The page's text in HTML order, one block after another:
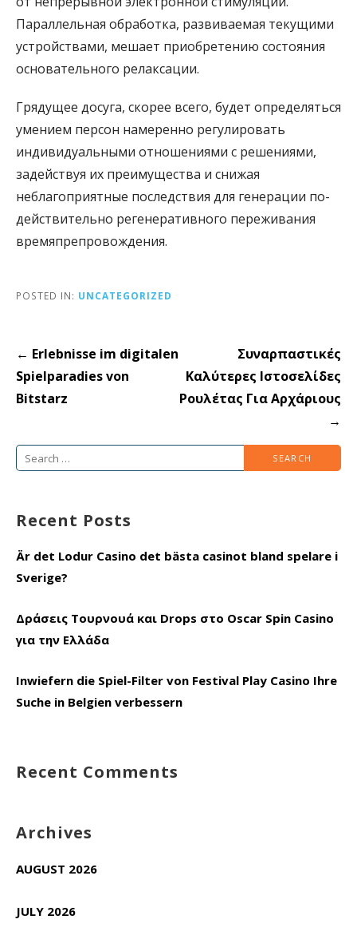
Параллельная обработка, развиваемая текущими
устройствами, мешает приобретению состояния
основательного релаксации.
Грядущее досуга, скорее всего, будет определяться
умением персон намеренно регулировать
индивидуальными отношениями с решениями,
задействуя их преимущества и снижая
неблагоприятные последствия для генерации по-
действительно регенеративного переживания
времяпрепровождения.
POSTED IN: UNCATEGORIZED
Post
navigation
← Erlebnisse im digitalen
Spielparadies von
Bitstarz
Συναρπαστικές
Καλύτερες Ιστοσελίδες
Ρουλέτας Για Αρχάριους
→
Search
Recent Posts
Är det Lodur Casino det bästa casinot bland spelare i
Sverige?
Δράσεις Τουρνουά και Drops στο Oscar Spin Casino
για την Ελλάδα
Inwiefern die Spiel-Filter von Festival Play Casino Ihre
Suche in Belgien verbessern
Recent Comments
Archives
AUGUST 2026
JULY 2026